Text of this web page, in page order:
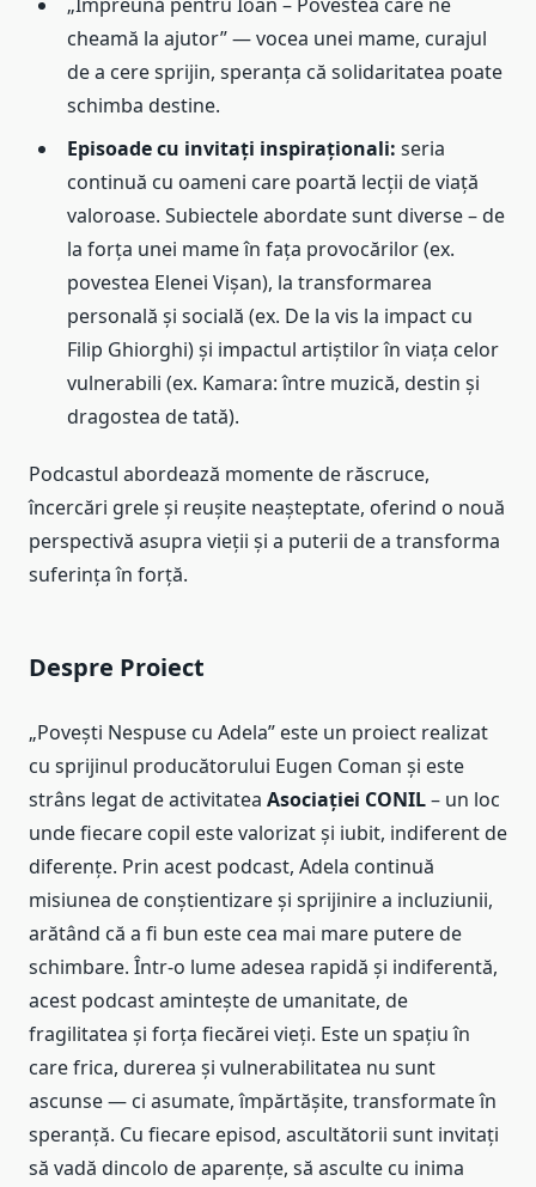
cheamă la ajutor” — vocea unei mame, curajul
de a cere sprijin, speranța că solidaritatea poate
schimba destine.
Episoade cu invitați inspiraționali: seria
continuă cu oameni care poartă lecții de viață
valoroase. Subiectele abordate sunt diverse – de
la forța unei mame în fața provocărilor (ex.
povestea Elenei Vișan), la transformarea
personală și socială (ex. De la vis la impact cu
Filip Ghiorghi) și impactul artiștilor în viața celor
vulnerabili (ex. Kamara: între muzică, destin și
dragostea de tată).
Podcastul abordează momente de răscruce,
încercări grele și reușite neașteptate, oferind o nouă
perspectivă asupra vieții și a puterii de a transforma
suferința în forță.
Despre Proiect
„Povești Nespuse cu Adela” este un proiect realizat
cu sprijinul producătorului Eugen Coman și este
strâns legat de activitatea Asociației CONIL– un loc
unde fiecare copil este valorizat și iubit, indiferent de
diferențe. Prin acest podcast, Adela continuă
misiunea de conștientizare și sprijinire a incluziunii,
arătând că a fi bun este cea mai mare putere de
schimbare. Într-o lume adesea rapidă și indiferentă,
acest podcast amintește de umanitate, de
fragilitatea și forța fiecărei vieți. Este un spațiu în
care frica, durerea și vulnerabilitatea nu sunt
ascunse — ci asumate, împărtășite, transformate în
speranță. Cu fiecare episod, ascultătorii sunt invitați
să vadă dincolo de aparențe, să asculte cu inima